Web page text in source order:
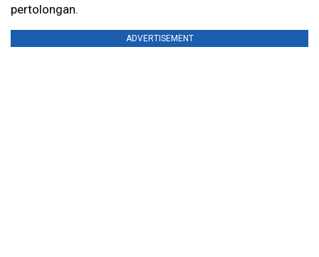
pertolongan.
ADVERTISEMENT